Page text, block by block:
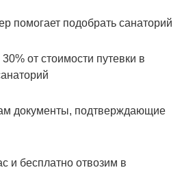
помогает подобрать санаторий
от стоимости путевки в
документы, подтверждающие
и бесплатно отвозим в